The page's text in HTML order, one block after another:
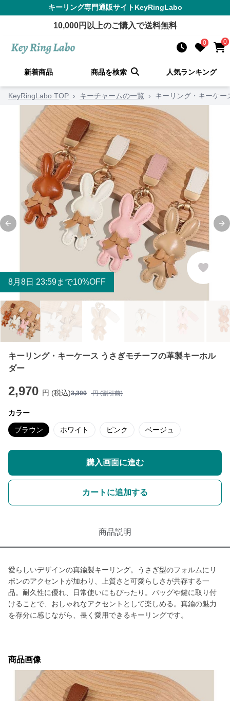
キーリング専門通販サイトKeyRingLabo
10,000円以上のご購入で送料無料
0 0
新着商品 商品を検索 人気ランキング
KeyRingLabo TOP › キーチャームの一覧 › キーリング・キーケ
Previous slide
8月 8日 23:59まで10%OFF
キーリング・キーケース うさぎモチーフの革製キーホル
ダー
2,970 円 (税込)3,300 円 (割引前)
カラー
ブラウン ホワイト ピンク ベージュ
購入画面に進む
カートに追加する
商品説明
愛らしいデザインの真鍮製キーリング。うさぎ型のフォルムにリ
ボンのアクセントが加わり、上質さと可愛らしさが共存する一
品。耐久性に優れ、日常使いにもぴったり。バッグや鍵に取り付
けることで、おしゃれなアクセントとして楽しめる。真鍮の魅力
を存分に感じながら、長く愛用できるキーリングです。
商品画像